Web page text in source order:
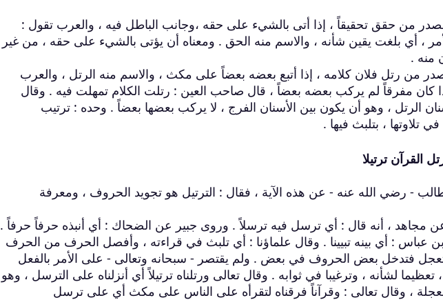
من حقق تحقيقاً ، إذا أتى بالشيء على حقه ،وجانب الباطل فيه ، والعرب تقول :
، أي بلغت يقين شأنه ، والاسم منه الحق . ومعناه أن يؤتى بالشيء على حقه ، من غير
منه .
من رتل فلان كلامه ، إذا أتبع بعضه بعضاً على مكث ، والاسم منه الرتل ، والعرب
كان مفرقاً لم يركب بعضه بعضاً ، قال صاحب العين : رتلت الكلام تمهلت فيه . وقال
الرتل ، وهو أن يكون بين الأسنان الفرج ، لا يركب بعضها بعضاً . وحده : ترتيب
تلاوتها ، بتلبث فيها .
ترتيلا
- رضي الله عنه - عن هذه الآية ، فقال : الترتيل هو تجويد الحروف ، ومعرفة
مجاهد ، أنه قال : أي ترسل فيه ترسلاً . وروى جبير عن الضحاك : أي أنبذه حرفاً حرفاً .
: أي بينه تبيينا . وقال علماؤنا : أي تلبث في قراءته ، وأفصل الحرف من الحرف
فتدخل بعض الحروف في بعض . ولم يقتصر - سبحانه وتعالى - على الأمر بالفعل
لشأنه ، وترغيبا في ثوابه . وقال تعالى ورتلناه ترتيلاً أي أنزلناه على الترسل ، وهو
، وقال تعالى : وقرآناً فرقناه لتقرأه على الناس على مكث أي على ترسل